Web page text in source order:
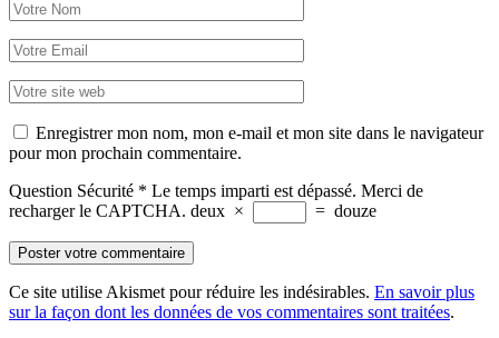
Enregistrer mon nom, mon e-mail et mon site dans le navigateur
pour mon prochain commentaire.
Question Sécurité * Le temps imparti est dépassé. Merci de
recharger le CAPTCHA. deux × = douze
Ce site utilise Akismet pour réduire les indésirables. En savoir plus
sur la façon dont les données de vos commentaires sont traitées.